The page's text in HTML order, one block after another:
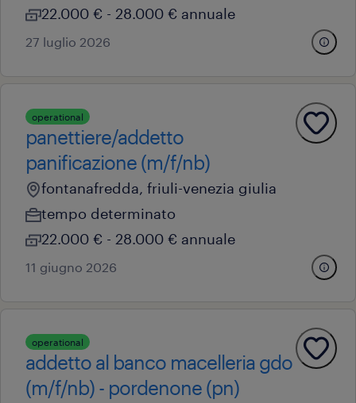
22.000 € - 28.000 € annuale
27 luglio 2026
operational
panettiere/addetto
panificazione (m/f/nb)
fontanafredda, friuli-venezia giulia
tempo determinato
22.000 € - 28.000 € annuale
11 giugno 2026
operational
addetto al banco macelleria gdo
(m/f/nb) - pordenone (pn)